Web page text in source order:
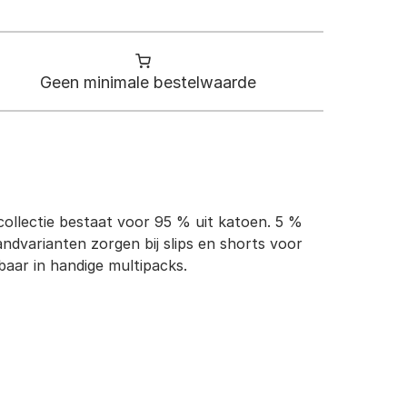
Geen minimale bestelwaarde
bestaat voor 95 % uit katoen. 5 %
zorgen bij slips en shorts voor
in handige multipacks.